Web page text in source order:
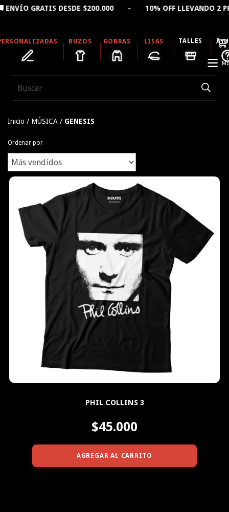
DESDE $200.000 - 10% OFF LLEVANDO 2
BUZOS GORRAS LISAS TALLES
Inicio / MÚSICA / GENESIS
Ordenar por
PHIL COLLINS 3
$45.000
AGREGAR AL CARRITO